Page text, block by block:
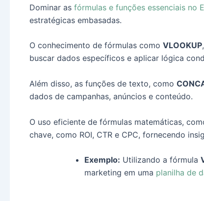
Dominar as fórmulas e funções essenciais no
estratégicas embasadas.
O conhecimento de fórmulas como VLOOKUP,
buscar dados específicos e aplicar lógica
Além disso, as funções de texto, como
dados de campanhas, anúncios e conteúdo.
O uso eficiente de fórmulas matemáticas,
chave, como ROI, CTR e CPC, fornecendo
Exemplo: Utilizando a fórmula
marketing em uma planilha de